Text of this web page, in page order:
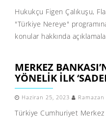
Hukukçu Figen Çalıkuşu,
"Türkiye Nereye"
konular hakkında
MERKEZ
YÖNELIK ILK
Haziran 25, 2023 Ramazan
Türkiye Cumhuriyet Merkez